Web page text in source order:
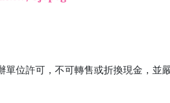
單位許可，不可轉售或折換現金，